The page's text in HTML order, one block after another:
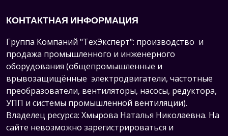
КОНТАКТНАЯ ИНФОРМАЦИЯ
Группа Компаний "ТехЭксперт": производство и
продажа промышленного и инженерного
оборудования (общепромышленные и
врывозащищённые электродвигатели, частотные
преобразователи, вентиляторы, насосы, редуктора,
УПП и системы промышленной вентиляции).
Владелец ресурса: Хмырова Наталья Николаевна. На
сайте невозможно зарегистрироваться и